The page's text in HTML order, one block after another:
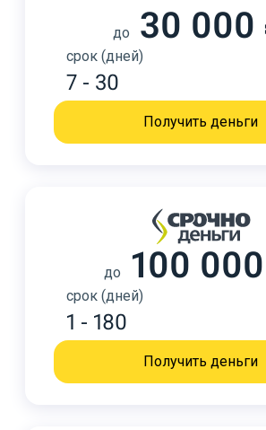
до 30 000
срок (дней)
7 - 30
Получить деньги
до 100
срок (дней)
1 - 180
Получить деньги